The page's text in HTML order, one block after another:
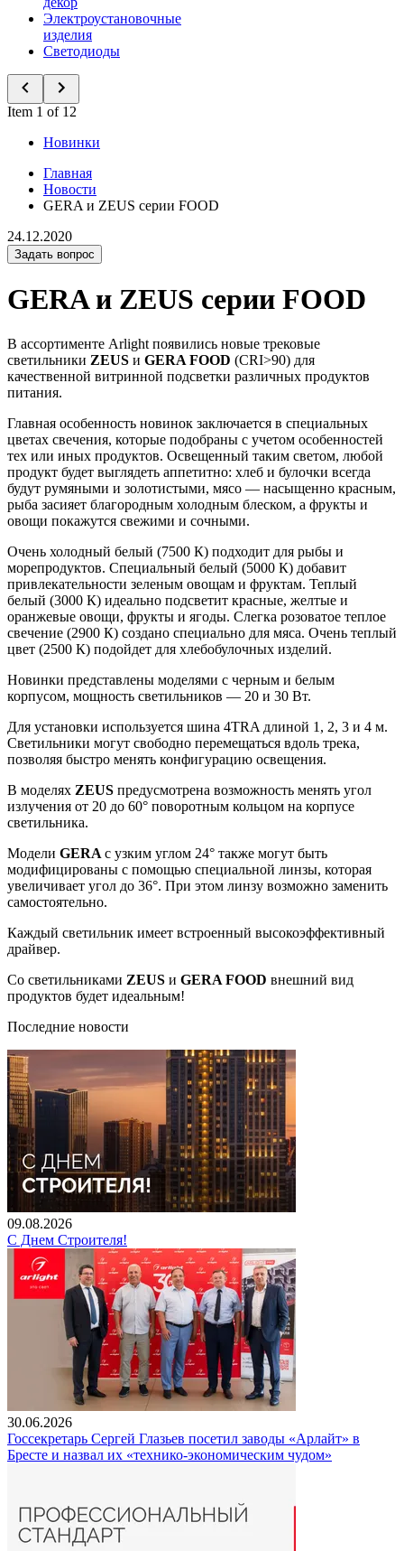
Электроустановочные
изделия
Светодиоды
Item 1 of 12
Новинки
Главная
Новости
GERA и ZEUS серии FOOD
24.12.2020
Задать вопрос
GERA и ZEUS серии FOOD
В ассортименте Arlight появились новые трековые
светильники ZEUS и GERA FOOD (CRI>90) для
качественной витринной подсветки различных продуктов
питания.
Главная особенность новинок заключается в специальных
цветах свечения, которые подобраны с учетом особенностей
тех или иных продуктов. Освещенный таким светом, любой
продукт будет выглядеть аппетитно: хлеб и булочки всегда
будут румяными и золотистыми, мясо — насыщенно красным,
рыба засияет благородным холодным блеском, а фрукты и
овощи покажутся свежими и сочными.
Очень холодный белый (7500 К) подходит для рыбы и
морепродуктов. Специальный белый (5000 К) добавит
привлекательности зеленым овощам и фруктам. Теплый
белый (3000 К) идеально подсветит красные, желтые и
оранжевые овощи, фрукты и ягоды. Слегка розоватое теплое
свечение (2900 К) создано специально для мяса. Очень теплый
цвет (2500 К) подойдет для хлебобулочных изделий.
Новинки представлены моделями с черным и белым
корпусом, мощность светильников — 20 и 30 Вт.
Для установки используется шина 4TRA длиной 1, 2, 3 и 4 м.
Светильники могут свободно перемещаться вдоль трека,
позволяя быстро менять конфигурацию освещения.
В моделях ZEUS предусмотрена возможность менять угол
излучения от 20 до 60° поворотным кольцом на корпусе
светильника.
Модели GERA с узким углом 24° также могут быть
модифицированы с помощью специальной линзы, которая
увеличивает угол до 36°. При этом линзу возможно заменить
самостоятельно.
Каждый светильник имеет встроенный высокоэффективный
драйвер.
Со светильниками ZEUS и GERA FOOD внешний вид
продуктов будет идеальным!
Последние новости
09.08.2026
С Днем Строителя!
30.06.2026
Госсекретарь Сергей Глазьев посетил заводы «Арлайт» в
Бресте и назвал их «технико-экономическим чудом»